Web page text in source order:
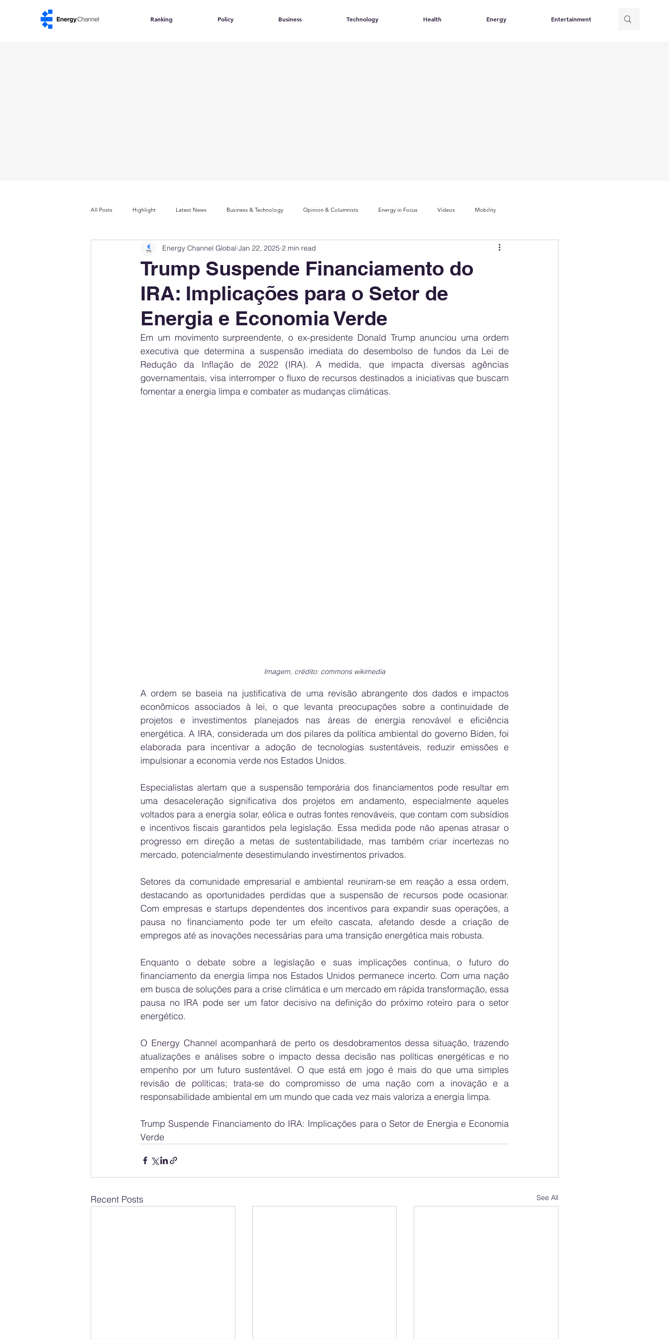
Ranking Policy Business Technology Health Energy Entertainment
All Posts Highlight Latest News Business & Technology Opinion & Columnists Energy in Focus Videos Mobility
Company Rankings Market Leaders Innovation Index Sustainability & ESG Index Electric Mobility Ranking
Energy Storage Ranking United States Policy Public Policy Energy Policy Brand Perception Consumer Choice
Geopolitics
Financial Markets Companies Corporate Strategy
Trump Suspende Financiamento do
IRA: Implicações para o Setor de
Energia e Economia Verde
Energy Channel Global Jan 22, 2025 2 min read
Em um movimento surpreendente, o ex-presidente Donald Trump anunciou uma ordem
executiva que determina a suspensão imediata do desembolso de fundos da Lei de
Redução da Inflação de 2022 (IRA). A medida, que impacta diversas agências
governamentais, visa interromper o fluxo de recursos destinados a iniciativas que buscam
fomentar a energia limpa e combater as mudanças climáticas.
Imagem, crédito: commons wikimedia
A ordem se baseia na justificativa de uma revisão abrangente dos dados e impactos
econômicos associados à lei, o que levanta preocupações sobre a continuidade de
projetos e investimentos planejados nas áreas de energia renovável e eficiência
energética. A IRA, considerada um dos pilares da política ambiental do governo Biden, foi
elaborada para incentivar a adoção de tecnologias sustentáveis, reduzir emissões e
impulsionar a economia verde nos Estados Unidos.
Especialistas alertam que a suspensão temporária dos financiamentos pode resultar em
uma desaceleração significativa dos projetos em andamento, especialmente aqueles
voltados para a energia solar, eólica e outras fontes renováveis, que contam com subsídios
e incentivos fiscais garantidos pela legislação. Essa medida pode não apenas atrasar o
progresso em direção a metas de sustentabilidade, mas também criar incertezas no
mercado, potencialmente desestimulando investimentos privados.
Setores da comunidade empresarial e ambiental reuniram-se em reação a essa ordem,
destacando as oportunidades perdidas que a suspensão de recursos pode ocasionar.
Com empresas e startups dependentes dos incentivos para expandir suas operações, a
pausa no financiamento pode ter um efeito cascata, afetando desde a criação de
empregos até as inovações necessárias para uma transição energética mais robusta.
Enquanto o debate sobre a legislação e suas implicações continua, o futuro do
financiamento da energia limpa nos Estados Unidos permanece incerto. Com uma nação
em busca de soluções para a crise climática e um mercado em rápida transformação, essa
pausa no IRA pode ser um fator decisivo na definição do próximo roteiro para o setor
energético.
O Energy Channel acompanhará de perto os desdobramentos dessa situação, trazendo
atualizações e análises sobre o impacto dessa decisão nas políticas energéticas e no
empenho por um futuro sustentável. O que está em jogo é mais do que uma simples
revisão de políticas; trata-se do compromisso de uma nação com a inovação e a
responsabilidade ambiental em um mundo que cada vez mais valoriza a energia limpa.
Trump Suspende Financiamento do IRA: Implicações para o Setor de Energia e Economia
Verde
Recent Posts See All